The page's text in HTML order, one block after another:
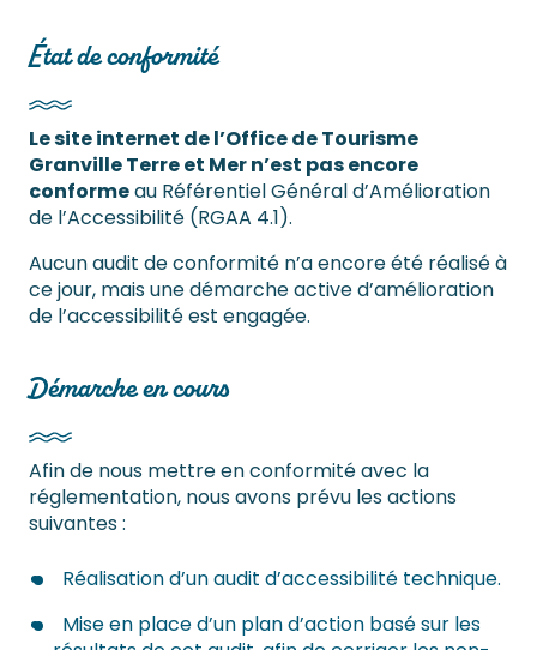
État de conformité
Le site internet de l’Office de Tourisme
Granville Terre et Mer n’est pas encore
conformeau Référentiel Général d’Amélioration
de l’Accessibilité (RGAA 4.1).
Aucun audit de conformité n’a encore été réalisé à
ce jour, mais une démarche active d’amélioration
de l’accessibilité est engagée.
Démarche en cours
Afin de nous mettre en conformité avec la
réglementation, nous avons prévu les actions
suivantes :
Réalisation d’un audit d’accessibilité technique.
Mise en place d’un plan d’action basé sur les